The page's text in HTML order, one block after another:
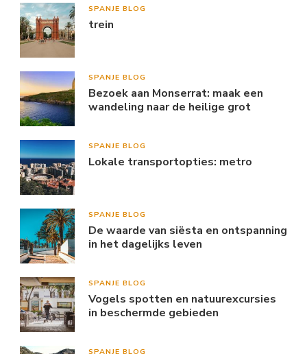
SPANJE BLOG
trein
SPANJE BLOG
Bezoek aan Monserrat: maak een
wandeling naar de heilige grot
SPANJE BLOG
Lokale transportopties: metro
SPANJE BLOG
De waarde van siësta en ontspanning
in het dagelijks leven
SPANJE BLOG
Vogels spotten en natuurexcursies
in beschermde gebieden
SPANJE BLOG